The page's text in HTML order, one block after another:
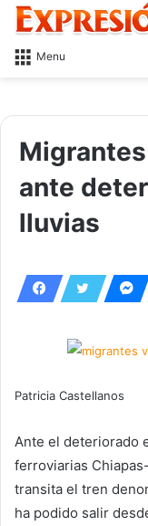
Menu
ante
lluvias
Patricia Castellanos
Ante el deteriorado
ferroviarias
transita el tren
ha podido salir